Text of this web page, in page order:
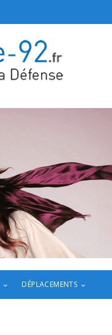
DÉPLACEMENTS